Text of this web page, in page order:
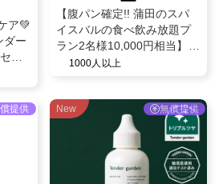
ア💚
ダー
ン
【腹パン確定!! 蒲田のスパ
イスバルの食べ飲み放題プ
ラン2名様10,000円相当】チ
ーズやスパイスを駆使した
1000人以上
提供 New 無償提供